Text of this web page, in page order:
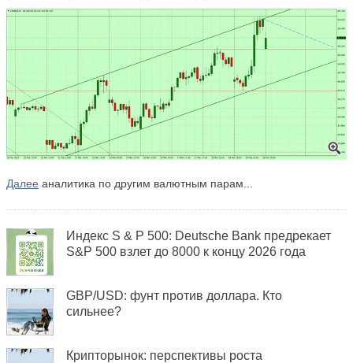
Далее аналитика по другим валютным парам...
Индекс S & P 500: Deutsche Bank предрекает
S&P 500 взлет до 8000 к концу 2026 года
GBP/USD: фунт против доллара. Кто
сильнее?
Крипторынок: перспективы роста